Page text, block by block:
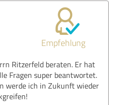
Empfehlung
Ritzerfeld beraten. Er hat
Fragen super beantwortet.
werde ich in Zukunft wieder